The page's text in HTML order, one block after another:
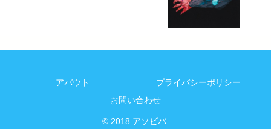
アバウト
プライバシーポリシー
お問い合わせ
© 2018 アソビバ.